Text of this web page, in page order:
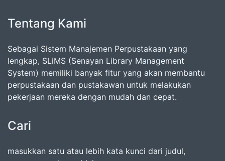
Tentang Kami
Sebagai Sistem Manajemen Perpustakaan yang
lengkap, SLiMS (Senayan Library Management
System) memiliki banyak fitur yang akan membantu
perpustakaan dan pustakawan untuk melakukan
pekerjaan mereka dengan mudah dan cepat.
Cari
masukkan satu atau lebih kata kunci dari judul,